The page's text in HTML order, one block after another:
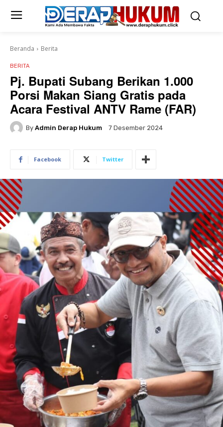
Beranda Berita
BERITA
Pj. Bupati Subang Berikan 1.000
Porsi Makan Siang Gratis pada
Acara Festival ANTV Rame (FAR)
By Admin Derap Hukum 7 Desember 2024
Facebook Twitter